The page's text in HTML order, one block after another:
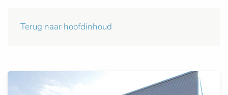
Terug naar hoofdinhoud